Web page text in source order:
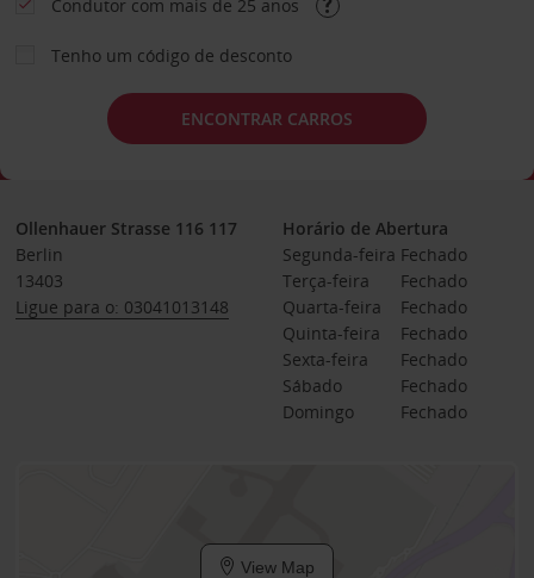
Condutor com mais de 25 anos
Tenho um código de desconto
ENCONTRAR CARROS
Ollenhauer Strasse 116 117
Berlin
13403
Ligue para o: 03041013148
Horário de Abertura
Segunda-feira Fechado
Terça-feira
Fechado
Quarta-feira
Fechado
Quinta-feira
Fechado
Sexta-feira
Fechado
Sábado
Fechado
Domingo
Fechado
View Map